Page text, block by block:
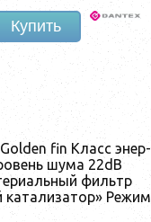
Купить
fin Класс энер­
шу­ма 22dB
филь­тр
Ре­жим